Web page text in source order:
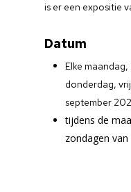
is er een expositie
Datum
Elke
donderdag,
september
tijdens de
zondagen van